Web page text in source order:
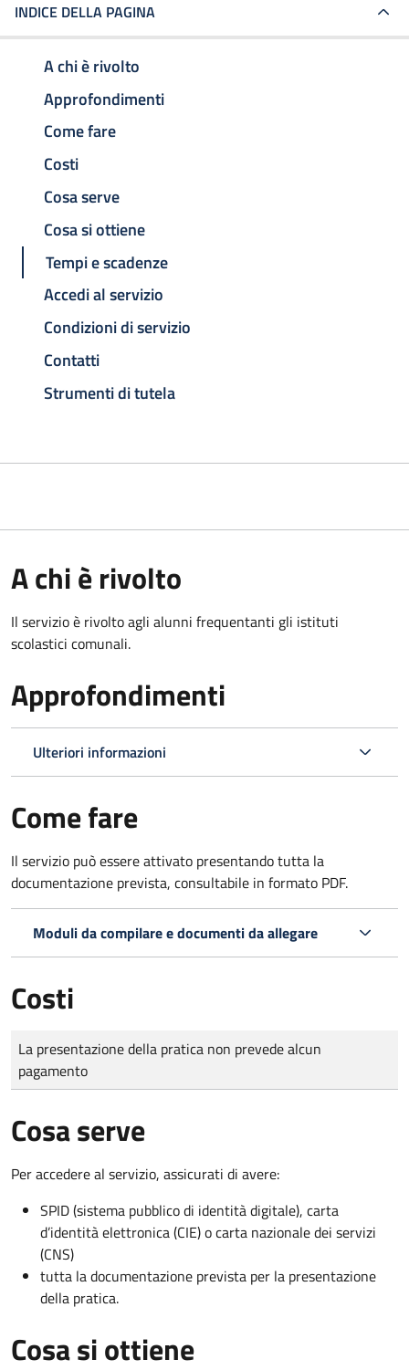
INDICE DELLA PAGINA
A chi è rivolto
Approfondimenti
Come fare
Costi
Cosa serve
Cosa si ottiene
Tempi e scadenze
Accedi al servizio
Condizioni di servizio
Contatti
Strumenti di tutela
A chi è rivolto
Il servizio è rivolto agli alunni frequentanti gli istituti
scolastici comunali.
Approfondimenti
Ulteriori informazioni
Come fare
Il servizio può essere attivato presentando tutta la
documentazione prevista, consultabile in formato PDF.
Moduli da compilare e documenti da allegare
Costi
Tipo di pagamento
Importo
La presentazione della pratica non prevede alcun
pagamento
Cosa serve
Per accedere al servizio, assicurati di avere:
SPID (sistema pubblico di identità digitale), carta
d’identità elettronica (CIE) o carta nazionale dei servizi
(CNS)
tutta la documentazione prevista per la presentazione
della pratica.
Cosa si ottiene